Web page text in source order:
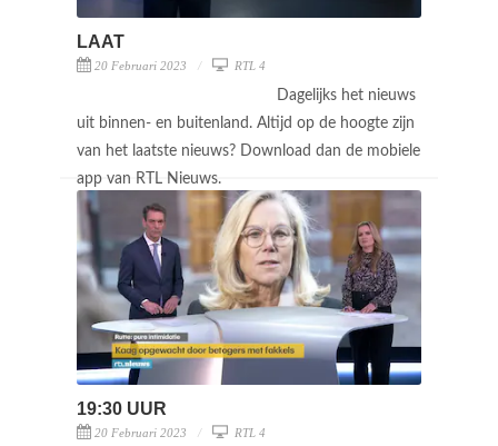
LAAT
20 Februari 2023 RTL 4
Dagelijks het nieuws
uit binnen- en buitenland. Altijd op de hoogte zijn
van het laatste nieuws? Download dan de mobiele
app van RTL Nieuws.
19:30 UUR
20 Februari 2023 RTL 4